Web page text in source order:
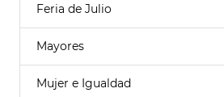
Feria de Julio
Mayores
Mujer e Igualdad